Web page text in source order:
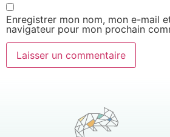
Enregistrer mon nom, mon e-mail
navigateur pour mon prochain